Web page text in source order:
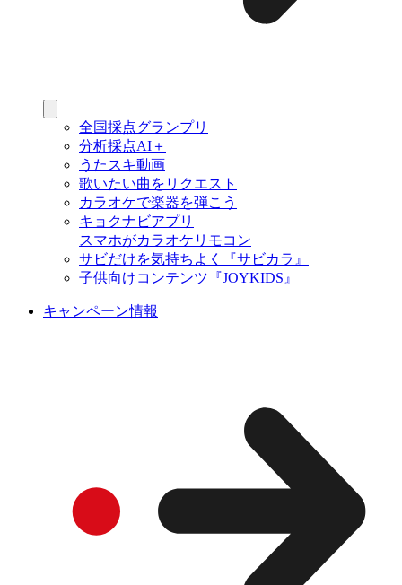
全国採点グランプリ
分析採点AI＋
うたスキ動画
歌いたい曲をリクエスト
カラオケで楽器を弾こう
キョクナビアプリ
スマホがカラオケリモコン
サビだけを気持ちよく『サビカラ』
子供向けコンテンツ『JOYKIDS』
キャンペーン情報